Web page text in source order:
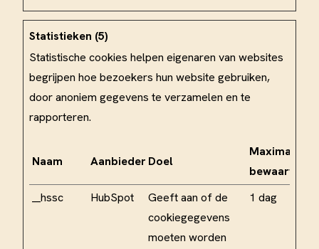
Statistieken (5)
Statistische cookies helpen eigenaren van websites
begrijpen hoe bezoekers hun website gebruiken,
door anoniem gegevens te verzamelen en te
rapporteren.
Naam Aanbieder Doel
Maximale
__hssc
HubSpot
Geeft aan of de
cookiegegevens
moeten worden
1 dag